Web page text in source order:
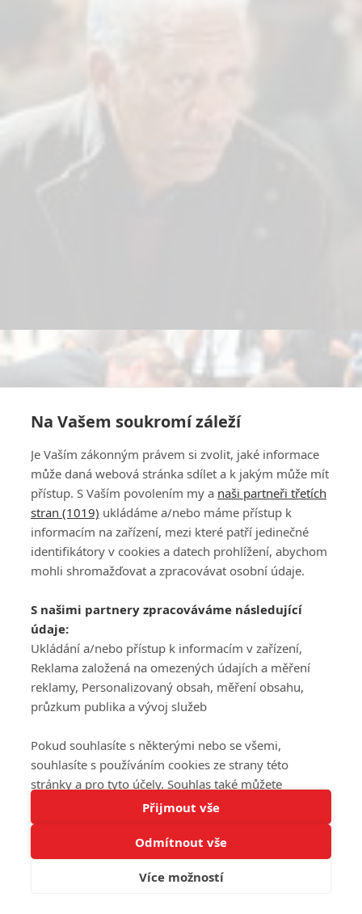
Tato stránka používá soubory cookies.
Rozumím
Na Vašem soukromí záleží
Je Vaším zákonným právem si zvolit, jaké informace
může daná webová stránka sdílet a k jakým může mít
přístup. S Vaším povolením my a naši partneři třetích
stran (1019) ukládáme a/nebo máme přístup k
informacím na zařízení, mezi které patří jedinečné
identifikátory v cookies a datech prohlížení, abychom
mohli shromažďovat a zpracovávat osobní údaje.
S našimi partnery zpracováváme následující
údaje:
Ukládání a/nebo přístup k informacím v zařízení,
Reklama založená na omezených údajích a měření
reklamy, Personalizovaný obsah, měření obsahu,
průzkum publika a vývoj služeb
Pokud souhlasíte s některými nebo se všemi,
souhlasíte s používáním cookies ze strany této
stránky a pro tyto účely. Souhlas také můžete
odmítnout, ale v takovém případě vám na stránce
nebudou k dispozici některé personalizované funkce.
Vaše volby souhlasu se budou vztahovat pouze na
tuto webovou stránku. Vaše nastavení a odvolání
souhlasu můžete kdykoli změnit na stránce s
Přijmout vše
Odmítnout vše
Více možností